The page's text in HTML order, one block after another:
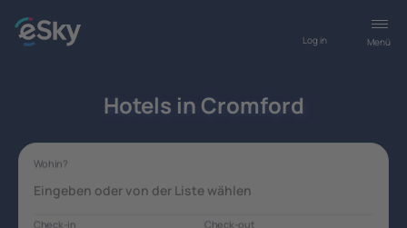
Menü
Log in
Hotels in Cromford